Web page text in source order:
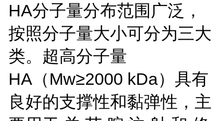
HA分子量分布范围广泛，
按照分子量大小可分为三大
类。超高分子量
HA（Mw≥2000 kDa）具有
良好的支撑性和黏弹性，主